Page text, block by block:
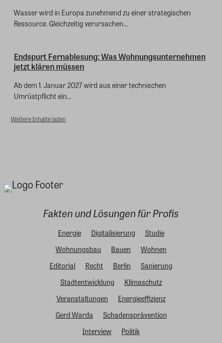
Wasser wird in Europa zunehmend zu einer strategischen
Ressource. Gleichzeitig verursachen...
Endspurt Fernablesung: Was Wohnungsunternehmen
jetzt klären müssen
Ab dem 1. Januar 2027 wird aus einer technischen
Umrüstpflicht ein...
Weitere Inhalte laden
Fakten und Lösungen für Profis
Energie Digitalisierung
Studie
Wohnungsbau
Bauen
Wohnen
Editorial
Recht Berlin
Sanierung
Stadtentwicklung
Klimaschutz
Veranstaltungen
Energieeffizienz
Gerd Warda
Schadensprävention
Interview
Politik